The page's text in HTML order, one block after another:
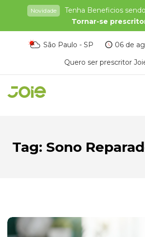
Novidade
Tenha Beneficios
Tornar-se
São Paulo - SP
06 de
Quero ser prescritor
Tag: Sono